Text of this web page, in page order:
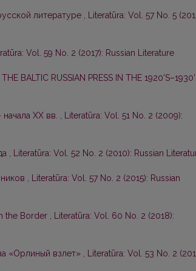
литературе , Literatūra: Vol. 57 No. 5
Vol. 59 No. 2 (2017): Russian Literature
BALTIC RUSSIAN PRESS IN THE
ХХ вв. , Literatūra: Vol. 51 No. 2 (2009):
, Literatūra: Vol. 52 No. 2 (2010): Russian
, Literatūra: Vol. 57 No. 2 (2015): Russian
the Border , Literatūra: Vol. 60 No. 2 (2018):
«Орлиный взлет» , Literatūra: Vol. 53 No. 2